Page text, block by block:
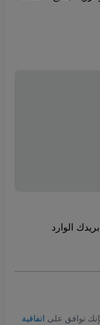
الوارد
توافق على اتفاقية